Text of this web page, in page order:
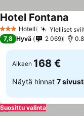
3 Tähtiluokitus
Hotelli Ylelliset
Hotel Fontana
7,8 Hyvä 2 069
Alkaen 168 €
Näytä hinnat 7
Suosittu valinta